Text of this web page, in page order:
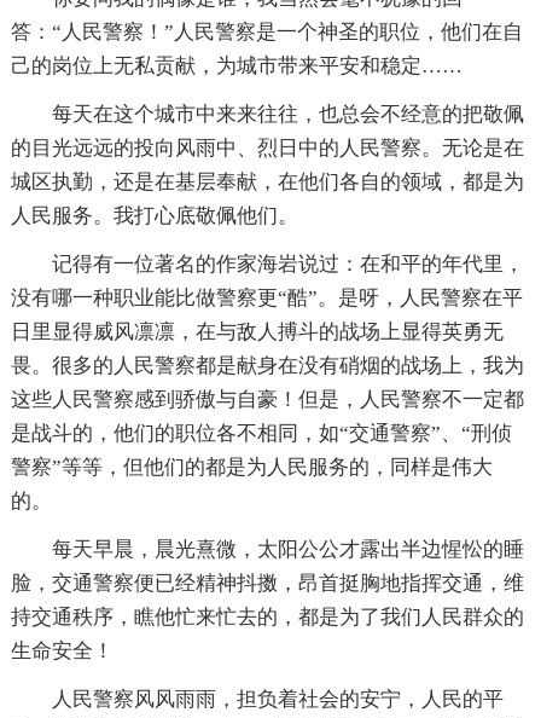
答：“人民警察！”人民警察是一个神圣的职位，他们在自
己的岗位上无私贡献，为城市带来平安和稳定……
每天在这个城市中来来往往，也总会不经意的把敬佩
的目光远远的投向风雨中、烈日中的人民警察。无论是在
城区执勤，还是在基层奉献，在他们各自的领域，都是为
人民服务。我打心底敬佩他们。
记得有一位著名的作家海岩说过：在和平的年代里，
没有哪一种职业能比做警察更“酷”。是呀，人民警察在平
日里显得威风凛凛，在与敌人搏斗的战场上显得英勇无
畏。很多的人民警察都是献身在没有硝烟的战场上，我为
这些人民警察感到骄傲与自豪！但是，人民警察不一定都
是战斗的，他们的职位各不相同，如“交通警察”、“刑侦
警察”等等，但他们的都是为人民服务的，同样是伟大
的。
每天早晨，晨光熹微，太阳公公才露出半边惺忪的睡
脸，交通警察便已经精神抖擞，昂首挺胸地指挥交通，维
持交通秩序，瞧他忙来忙去的，都是为了我们人民群众的
生命安全！
人民警察风风雨雨，担负着社会的安宁，人民的平